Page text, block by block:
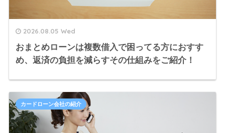
2026.08.05 Wed
おまとめローンは複数借入で困ってる方におすす
め、返済の負担を減らすその仕組みをご紹介！
カードローン会社の紹介